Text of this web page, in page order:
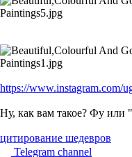
цитирование шедевров